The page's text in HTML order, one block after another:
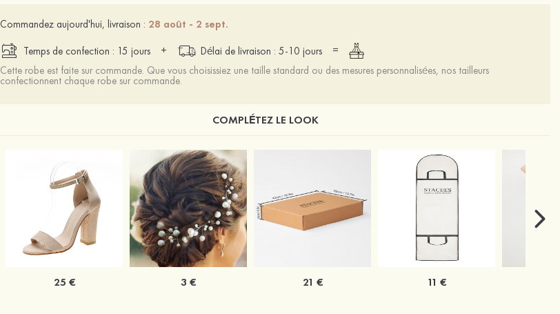
Commandez aujourd'hui, livraison : 28 août - 2 sept.
Temps de confection : 15 jours
+ Délai de livraison : 5-10 jours
=
Cette robe est faite sur commande. Que vous choisissiez une taille standard ou des mesures personnalisées, nos tailleurs
confectionnent chaque robe sur commande.
COMPLÉTEZ LE LOOK
25 € 3 € 21 € 11 €